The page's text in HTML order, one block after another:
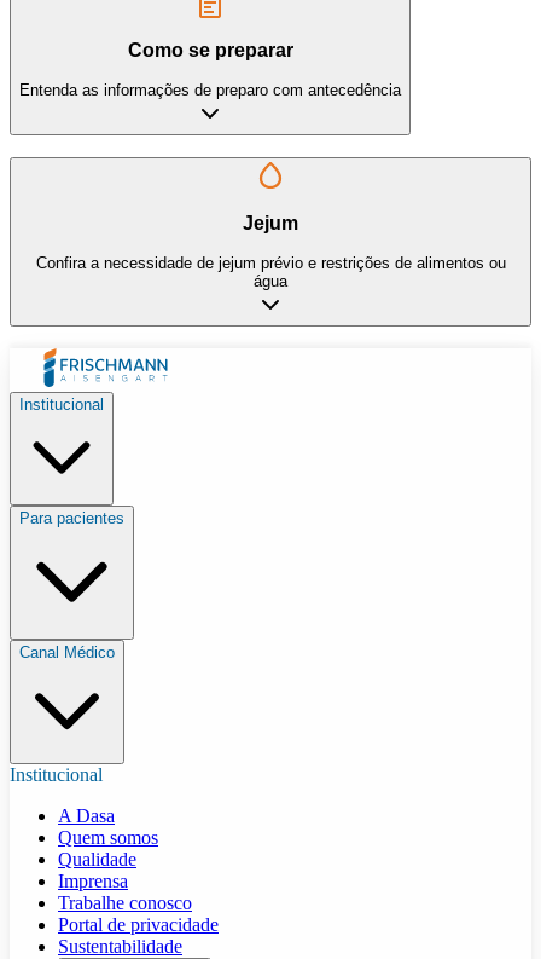
Como se preparar
Entenda as informações de preparo com antecedência
Jejum
Confira a necessidade de jejum prévio e restrições de alimentos ou
água
Institucional
Para pacientes
Canal Médico
Institucional
A Dasa
Quem somos
Qualidade
Imprensa
Trabalhe conosco
Portal de privacidade
Sustentabilidade